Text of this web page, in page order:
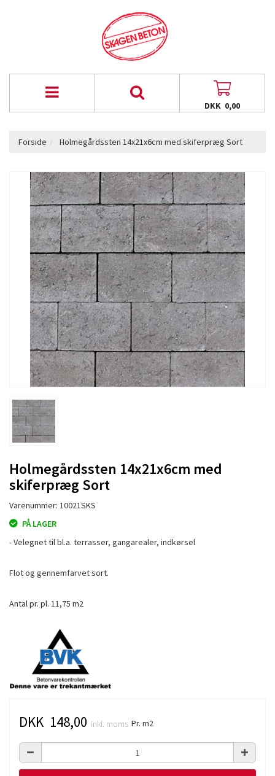
DKK 0,00
Forside Holmegårdssten 14x21x6cm med skiferpræg Sort
Holmegårdssten 14x21x6cm med
skiferpræg Sort
Varenummer: 10021SKS
PÅ LAGER
- Velegnet til bl.a. terrasser, gangarealer, indkørsel
Flot og gennemfarvet sort.
Antal pr. pl. 11,75 m2
DKK 148,00 inkl. moms Pr. m2